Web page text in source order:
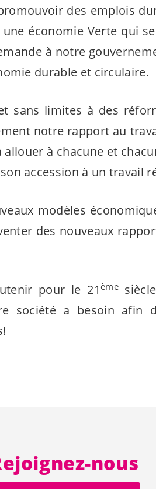
des emplois
économie Verte qui
à notre
durable et circulaire.
sans limites à des
notre rapport au
à chacune et
accession à un travail
modèles
des nouveaux
pour le 21ème
société a besoin afin
!
nous